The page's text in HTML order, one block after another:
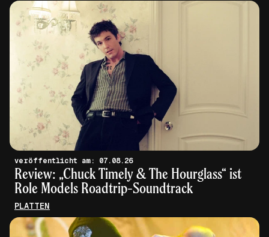
veröffentlicht am: 07.08.26
Review: „Chuck Timely & The Hourglass“ ist
Role Models Roadtrip-Soundtrack
PLATTEN